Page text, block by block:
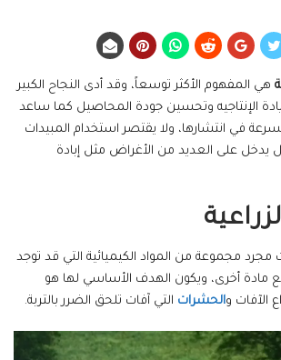
هي المفهوم الأكثر توسعاً، وقد أدى النجاح الكبير
زيادة الإنتاجيه وتحسين جودة المحاصيل كما ساعد
في انتشارها، ولا يقتصر استخدام المبيدات
يدخل على العديد من الأغراض مثل إبادة
مجرد مجموعة من المواد الكيميائية التي قد توجد
مادة أخرى، ويكون الهدف الأساسي لها هو
الآفات والحشرات التي آفات تلحق الضرر بالتربة.